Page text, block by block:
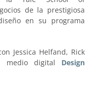
de la prestigiosa
en su programa
Jessica Helfand, Rick
medio digital Design